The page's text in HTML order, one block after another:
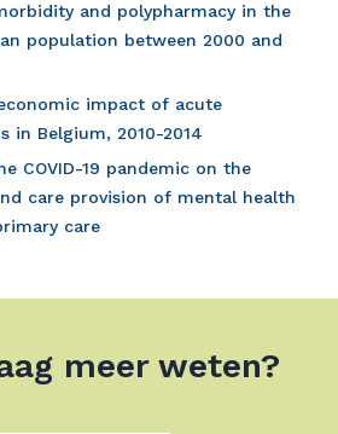
and polypharmacy in the
population between 2000 and
impact of acute
in Belgium, 2010-2014
COVID-19 pandemic on the
care provision of mental health
care
meer weten?